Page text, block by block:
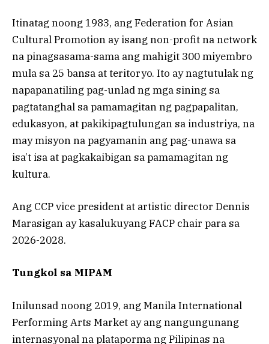
Itinatag noong 1983, ang Federation for Asian
Cultural Promotion ay isang non-profit na network
na pinagsasama-sama ang mahigit 300 miyembro
mula sa 25 bansa at teritoryo. Ito ay nagtutulak ng
napapanatiling pag-unlad ng mga sining sa
pagtatanghal sa pamamagitan ng pagpapalitan,
edukasyon, at pakikipagtulungan sa industriya, na
may misyon na pagyamanin ang pag-unawa sa
isa’t isa at pagkakaibigan sa pamamagitan ng
kultura.
Ang CCP vice president at artistic director Dennis
Marasigan ay kasalukuyang FACP chair para sa
2026-2028.
Tungkol sa MIPAM
Inilunsad noong 2019, ang Manila International
Performing Arts Market ay ang nangungunang
internasyonal na plataporma ng Pilipinas na